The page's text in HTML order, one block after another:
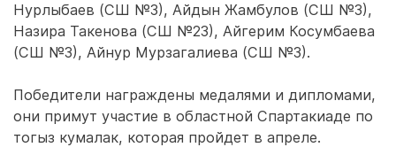
Нурлыбаев (СШ №3), Айдын Жамбулов (СШ №3),
Назира Такенова (СШ №23), Айгерим Косумбаева
(СШ №3), Айнур Мурзагалиева (СШ №3).
Победители награждены медалями и дипломами,
они примут участие в областной Спартакиаде по
тогыз кумалак, которая пройдет в апреле.